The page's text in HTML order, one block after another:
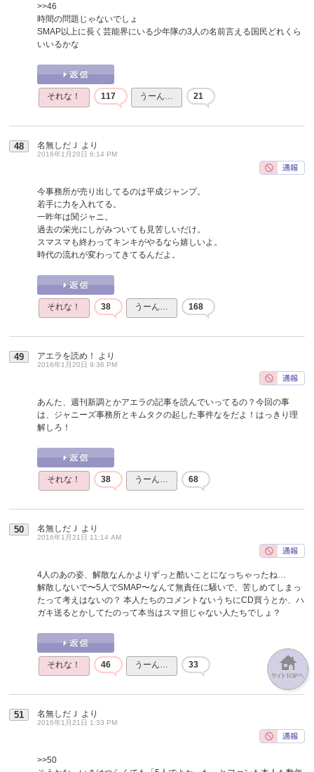
>>46
時間の問題じゃないでしょ
SMAP以上に長く芸能界にいる少年隊の3人の名前言える国民どれくら
いいるかな
それな！ 117 うーん… 21
48 名無しだＪ より
2016年1月20日 6:14 PM
今事務所が売り出してるのは平成ジャンプ。
若手に力を入れてる。
一昨年は関ジャニ。
過去の栄光にしがみついても見苦しいだけ。
スマスマも終わってキンキがやるなら嬉しいよ。
時代の流れが変わってきてるんだよ。
それな！ 38 うーん… 168
49 アエラを読め！ より
2016年1月20日 9:36 PM
あんた、週刊新調とかアエラの記事を読んでいってるの？今回の事
は、ジャニーズ事務所とキムタクの起した事件なをだよ！はっきり理
解しろ！
それな！ 38 うーん… 68
50 名無しだＪ より
2016年1月21日 11:14 AM
4人のあの姿、解散なんかよりずっと酷いことになっちゃったね…
解散しないで〜5人でSMAP〜なんて無責任に騒いで、苦しめてしまっ
たって考えはないの？ 本人たちのコメントないうちにCD買うとか、ハ
ガキ送るとかしてたのって本当はスマ担じゃない人たちでしょ？
それな！ 46 うーん… 33
51 名無しだＪ より
2016年1月21日 1:33 PM
>>50